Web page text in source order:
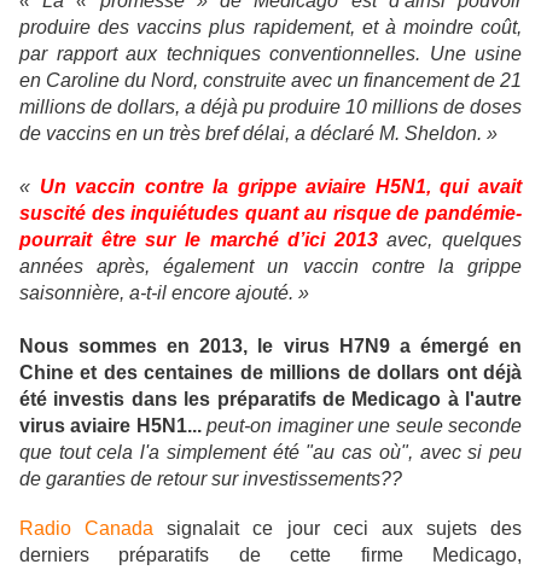
produire des vaccins plus rapidement, et à moindre coût,
par rapport aux techniques conventionnelles. Une usine
en Caroline du Nord, construite avec un financement de 21
millions de dollars, a déjà pu produire 10 millions de doses
de vaccins en un très bref délai, a déclaré M. Sheldon. »
« Un vaccin contre la grippe aviaire H5N1, qui avait
suscité des inquiétudes quant au risque de pandémie-
pourrait être sur le marché d’ici 2013avec, quelques
années après, également un vaccin contre la grippe
saisonnière, a-t-il encore ajouté. »
Nous sommes en 2013, le virus H7N9 a émergé en
Chine et des centaines de millions de dollars ont déjà
été investis dans les préparatifs de Medicago à l'autre
virus aviaire H5N1... peut-on imaginer une seule seconde
que tout cela l'a simplement été "au cas où", avec si peu
de garanties de retour sur investissements??
Radio Canada signalait ce jour ceci aux sujets des
derniers préparatifs de cette firme Medicago,